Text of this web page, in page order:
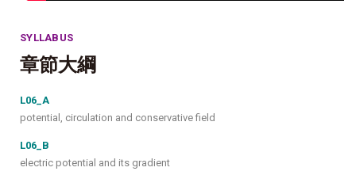
SYLLABUS
章節大綱
L06_A
potential, circulation and conservative field
L06_B
electric potential and its gradient